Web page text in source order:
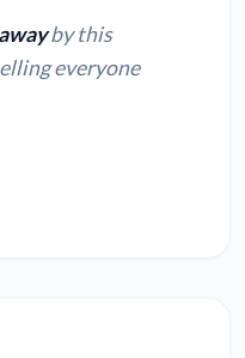
by this
everyone